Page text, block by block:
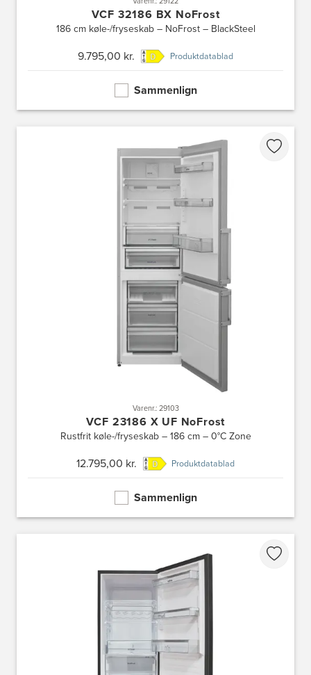
VCF 32186 BX NoFrost
186 cm køle-/fryseskab – NoFrost – BlackSteel
9.795,00 kr. Produktdatablad
Sammenlign
Varenr.: 29103
VCF 23186 X UF NoFrost
Rustfrit køle-/fryseskab – 186 cm – 0°C Zone
12.795,00 kr. Produktdatablad
Sammenlign